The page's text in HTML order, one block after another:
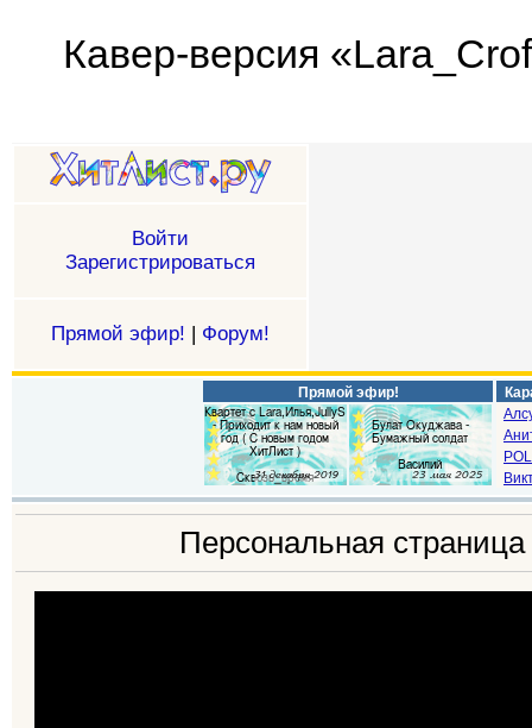
Кавер-версия
Войти
Зарегистрироваться
Прямой эфир! | Форум!
Прямой эфир!
Персональная страница